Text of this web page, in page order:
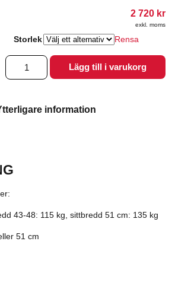
2 720 kr
exkl. moms
Storlek Rensa
Rullstol
Classic
mängd
Lägg till i varukorg
information
43-48: 115 kg, sittbredd 51 cm: 135 kg
51 cm